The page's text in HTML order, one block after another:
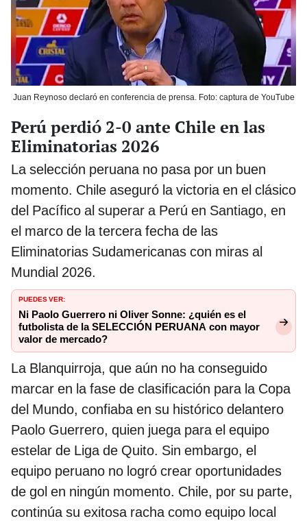
Juan Reynoso declaró en conferencia de prensa. Foto: captura de YouTube
Perú perdió 2-0 ante Chile en las
Eliminatorias 2026
La selección peruana no pasa por un buen
momento. Chile aseguró la victoria en el clásico
del Pacífico al superar a Perú en Santiago, en
el marco de la tercera fecha de las
Eliminatorias Sudamericanas con miras al
Mundial 2026.
PUEDES VER:
Ni Paolo Guerrero ni Oliver Sonne: ¿quién es el
futbolista de la SELECCIÓN PERUANA con mayor
valor de mercado?
La Blanquirroja, que aún no ha conseguido
marcar en la fase de clasificación para la Copa
del Mundo, confiaba en su histórico delantero
Paolo Guerrero, quien juega para el equipo
estelar de Liga de Quito. Sin embargo, el
equipo peruano no logró crear oportunidades
de gol en ningún momento. Chile, por su parte,
continúa su exitosa racha como equipo local